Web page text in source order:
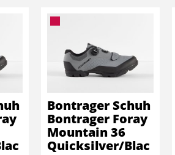
Bontrager Schuh
Bontrager Foray
Mountain 36
Quicksilver/Blac